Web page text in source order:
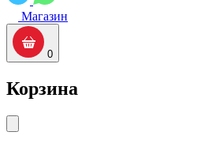
Магазин
0
Корзина